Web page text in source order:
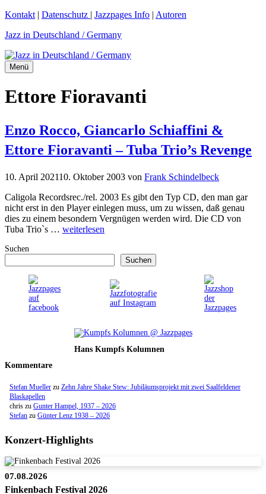
Zum
springen
Kontakt | Datenschutz | Jazzpages Info | Autoren
Jazz in Deutschland / Germany
Menü
Ettore Fioravanti
Enzo Rocco, Giancarlo Schiaffini &
Ettore Fioravanti – Tuba Trio’s Revenge
10. April 202110. Oktober 2003 von Frank Schindelbeck
Caligola Recordsrec./rel. 2003 Es gibt den Typ CD, den man gar
nicht erst in den Player einlegen muss, um zu wissen, daß genau
dies zu einem besondern Vergnügen werden wird. Die CD von
Tuba Trio`s … weiterlesen
Suchen
Suchen
Hans Kumpfs Kolumnen
Kommentare
Stefan Mueller zu Zehn Jahre Shake Stew: Jubiläumsprojekt mit zwei Saalfeldener
Blaskapellen
chris zu Gunter Hampel, 1937 – 2026
Stefan zu Günter Lenz 1938 – 2026
Konzert-Highlights
07.08.2026
Finkenbach Festival 2026